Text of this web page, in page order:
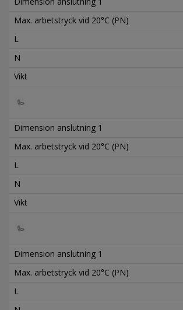
Max. arbetstryck vid 20°C (PN)
L
N
Vikt
Dimension anslutning 1
Max. arbetstryck vid 20°C (PN)
L
N
Vikt
Dimension anslutning 1
Max. arbetstryck vid 20°C (PN)
L